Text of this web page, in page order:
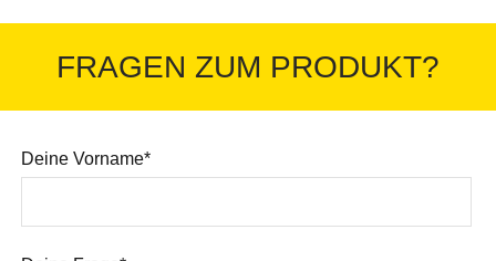
FRAGEN ZUM PRODUKT?
Deine Vorname*